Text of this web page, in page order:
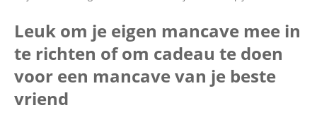
Leuk om je eigen mancave mee in
te richten of om cadeau te doen
voor een mancave van je beste
vriend